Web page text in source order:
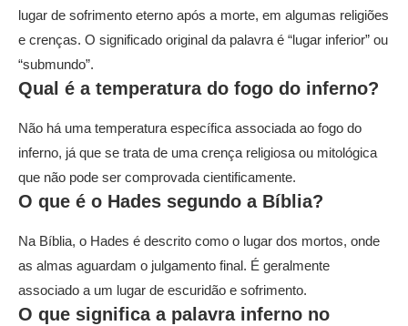
lugar de sofrimento eterno após a morte, em algumas religiões
e crenças. O significado original da palavra é “lugar inferior” ou
“submundo”.
Qual é a temperatura do fogo do inferno?
Não há uma temperatura específica associada ao fogo do
inferno, já que se trata de uma crença religiosa ou mitológica
que não pode ser comprovada cientificamente.
O que é o Hades segundo a Bíblia?
Na Bíblia, o Hades é descrito como o lugar dos mortos, onde
as almas aguardam o julgamento final. É geralmente
associado a um lugar de escuridão e sofrimento.
O que significa a palavra inferno no